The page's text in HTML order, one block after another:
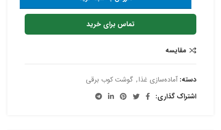
تماس برای خرید
مقایسه
دسته: آماده‌سازی غذا, گوشت‌ کوب برقی
اشتراک گذاری: